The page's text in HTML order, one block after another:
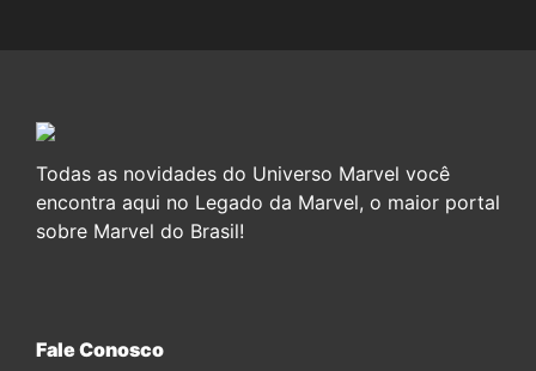
Todas as novidades do Universo Marvel você
encontra aqui no Legado da Marvel, o maior portal
sobre Marvel do Brasil!
Fale Conosco